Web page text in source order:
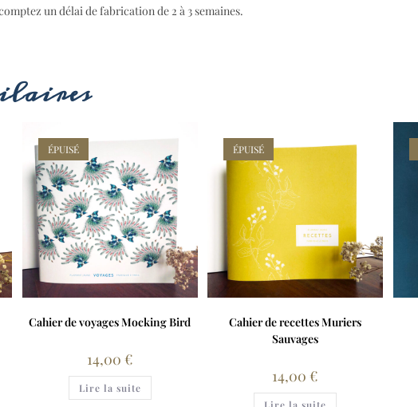
un délai de fabrication de 2 à 3 semaines.
ÉPUISÉ
Cahier de voyages Mocking Bird
14,00 €
Lire la suite
ÉPUISÉ
Cahier de recettes Muriers
Sauvages
14,00€
Lire la suite